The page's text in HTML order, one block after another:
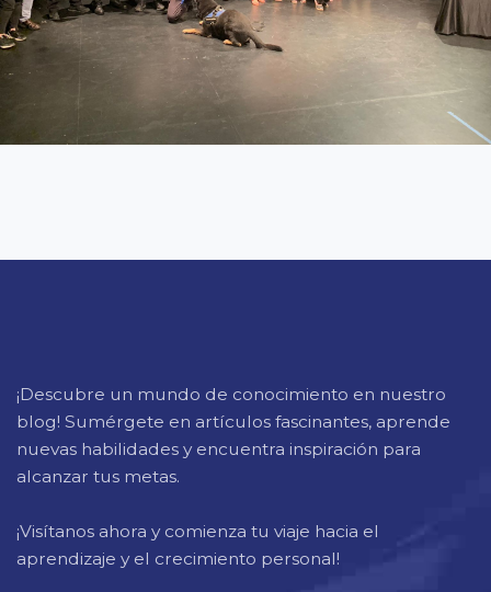
¡Descubre un mundo de conocimiento en nuestro
blog! Sumérgete en artículos fascinantes, aprende
nuevas habilidades y encuentra inspiración para
alcanzar tus metas.
¡Visítanos ahora y comienza tu viaje hacia el
aprendizaje y el crecimiento personal!